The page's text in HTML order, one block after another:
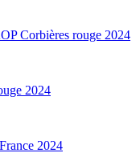
Corbières rouge 2024
2024
2024